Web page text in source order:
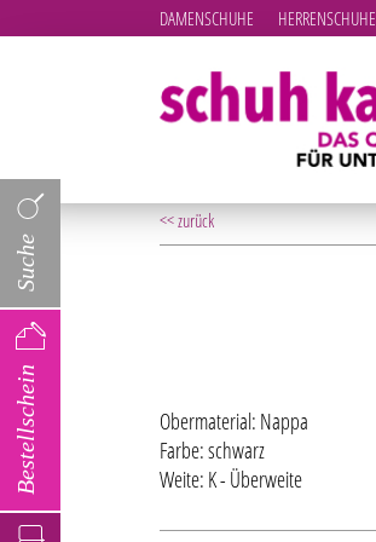
Bestellschein
Suche
DAMENSCHUHE HERRENSCHUHE
<< zurück
Obermaterial: Nappa
Farbe: schwarz
Weite: K - Überweite